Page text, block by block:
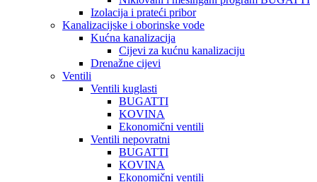
Izolacija i prateći pribor
Kanalizacijske i oborinske vode
Kućna kanalizacija
Cijevi za kućnu kanalizaciju
Drenažne cijevi
Ventili
Ventili kuglasti
BUGATTI
KOVINA
Ekonomični ventili
Ventili nepovratni
BUGATTI
KOVINA
Ekonomični ventili